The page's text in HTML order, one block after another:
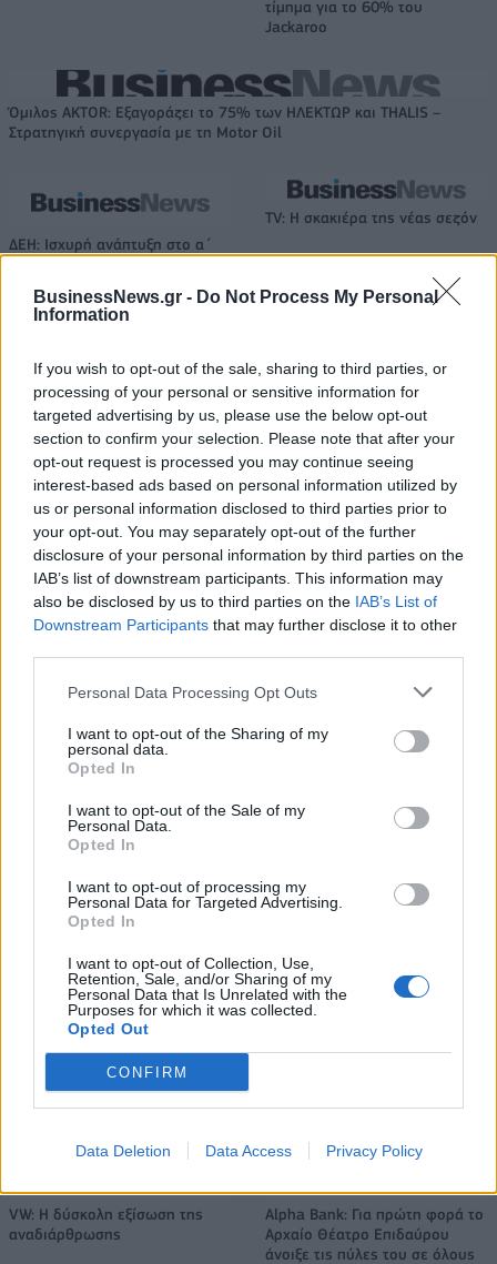
BusinessNews.gr - Do Not Process My Personal
Information
If you wish to opt-out of the sale, sharing to third parties, or
processing of your personal or sensitive information for
targeted advertising by us, please use the below opt-out
section to confirm your selection. Please note that after your
opt-out request is processed you may continue seeing
interest-based ads based on personal information utilized by
us or personal information disclosed to third parties prior to
your opt-out. You may separately opt-out of the further
disclosure of your personal information by third parties on the
IAB’s list of downstream participants. This information may
also be disclosed by us to third parties on the IAB’s List of
Downstream Participants that may further disclose it to other
Personal Data Processing Opt Outs
I want to opt-out of the Sharing of my
personal data.
Opted In
I want to opt-out of the Sale of my
Personal Data.
Opted In
I want to opt-out of processing my
Personal Data for Targeted Advertising.
Opted In
I want to opt-out of Collection, Use,
Retention, Sale, and/or Sharing of my
Personal Data that Is Unrelated with the
Purposes for which it was collected.
Opted Out
CONFIRM
Data Deletion Data Access Privacy Policy
τίμημα για το 60% του
Jackaroo
Όμιλος AKTOR: Εξαγοράζει το 75% των ΗΛΕΚΤΩΡ και THALIS –
Στρατηγική συνεργασία με τη Motor Oil
ΔΕΗ: Ισχυρή ανάπτυξη στο α΄
δισ. ευρώ
TV: Η σκακιέρα της νέας σεζόν
IAB Hellas: Νέα Διοικούσα Επιτροπή και νέο Διοικητικό Συμβούλιο -
Πρόεδρος ο Γαληνός Γιαγλής
Νέο Audi A2 e-tron με στόχο
την κορυφή της
αποδοτικότητας
Η Chery επενδύει 75 εκατ.
δολάρια στην KG Mobility
Το FIAT 500 Hybrid τώρα από 18.990 ευρώ
μπορούσε να 'ναι ο κορυφαίος
όλων"! (vid)
Οι διακοπές των Γάλλων του
Παναθηναϊκού με τέσσερις
συμπατριώτες τους στη Μύκονο
Είσοδος της γαλλικής Meridiam στην ηλεκτρική διασύνδεση Ελλάδας
Coca-Cola HBC: Άνοδος 11,4%
στα καθαρά κέρδη του α΄
εξαμήνου – Στα 524,4 εκατ.
Cenergy Holdings: Άνοδος 45%
στα καθαρά κέρδη του α΄
VW: Η δύσκολη εξίσωση της
αναδιάρθρωσης
Alpha Bank: Για πρώτη φορά το
Αρχαίο Θέατρο Επιδαύρου
άνοιξε τις πύλες του σε όλους